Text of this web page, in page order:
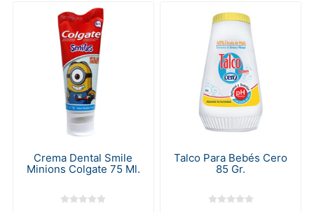
Crema Dental Smile
Minions Colgate 75 Ml.
Talco Para Bebés Cero
85 Gr.